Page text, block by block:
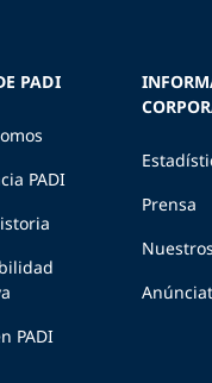
PADI
PADI
PADI
Prensa